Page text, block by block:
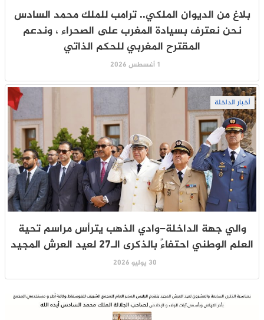
بلاغ من الديوان الملكي.. ترامب للملك محمد السادس
نحن نعترف بسيادة المغرب على الصحراء ، وندعم
المقترح المغربي للحكم الذاتي
1 أغسطس 2026
أخبار الداخلة
والي جهة الداخلة–وادي الذهب يترأس مراسم تحية
العلم الوطني احتفاءً بالذكرى الـ27 لعيد العرش المجيد
30 يوليو 2026